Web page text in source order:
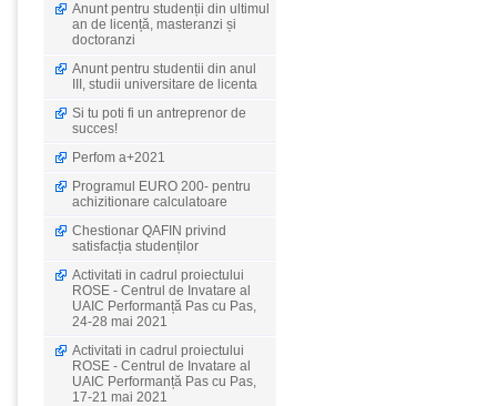
Anunt pentru studenții din ultimul
an de licență, masteranzi și
doctoranzi
Anunt pentru studentii din anul
III, studii universitare de licenta
Si tu poti fi un antreprenor de
succes!
Perfom a+2021
Programul EURO 200- pentru
achizitionare calculatoare
Chestionar QAFIN privind
satisfacția studenților
Activitati in cadrul proiectului
ROSE - Centrul de Invatare al
UAIC Performanță Pas cu Pas,
24-28 mai 2021
Activitati in cadrul proiectului
ROSE - Centrul de Invatare al
UAIC Performanță Pas cu Pas,
17-21 mai 2021